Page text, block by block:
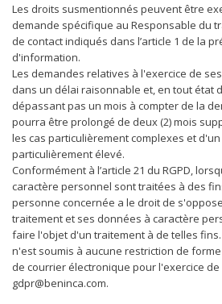
Les droits susmentionnés peuvent être
demande spécifique au Responsable du
de contact indiqués dans l’article 1 de la
d'information.
Les demandes relatives à l'exercice de
dans un délai raisonnable et, en tout état
dépassant pas un mois à compter de la
pourra être prolongé de deux (2) mois
les cas particulièrement complexes et
particulièrement élevé.
Conformément à l’article 21 du RGPD,
caractère personnel sont traitées à des
personne concernée a le droit de
traitement et ses données à caractère
faire l'objet d'un traitement à de telles fins.
n'est soumis à aucune restriction de forme
de courrier électronique pour l'exercice
gdpr@beninca.com.